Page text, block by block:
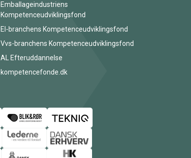
Emballageindustriens
Kompetenceudviklingsfond
El-branchens Kompetenceudviklingsfond
Vvs-branchens Kompetenceudviklingsfond
AL Efteruddannelse
kompetencefonde.dk